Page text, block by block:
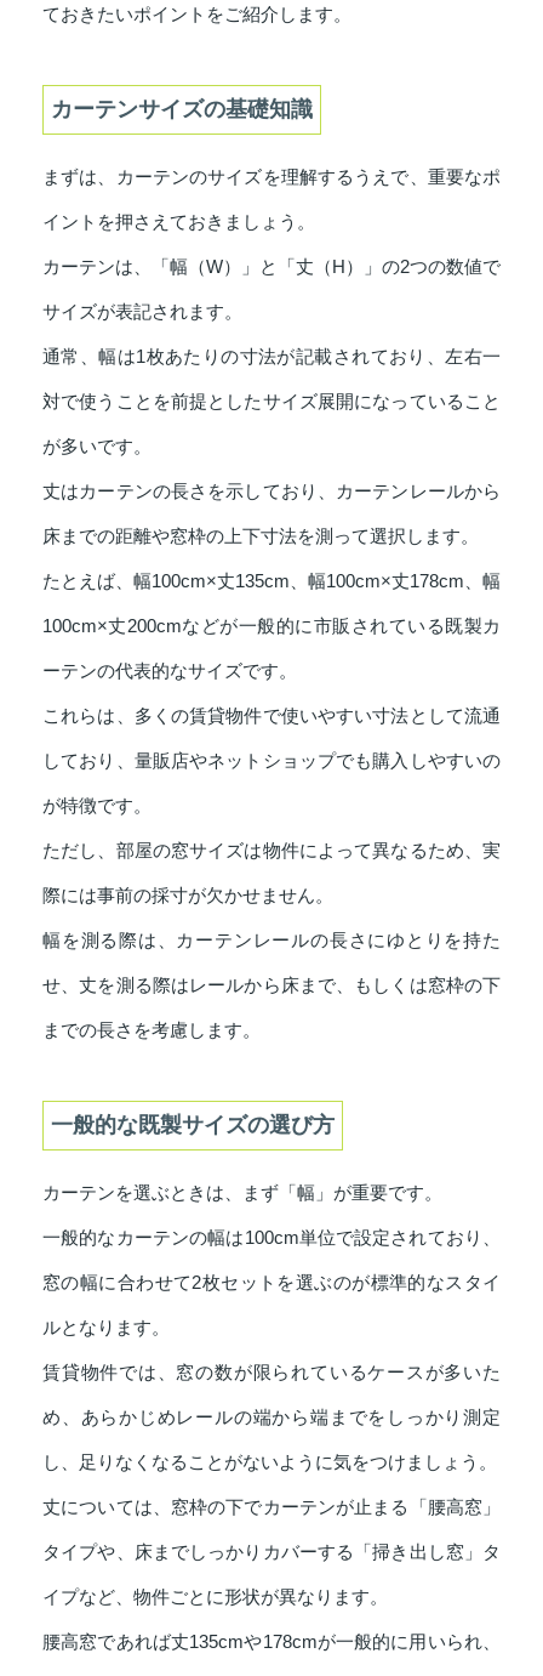
ておきたいポイントをご紹介します。
カーテンサイズの基礎知識
まずは、カーテンのサイズを理解するうえで、重要なポ
イントを押さえておきましょう。
カーテンは、「幅（W）」と「丈（H）」の2つの数値で
サイズが表記されます。
通常、幅は1枚あたりの寸法が記載されており、左右一
対で使うことを前提としたサイズ展開になっていること
が多いです。
丈はカーテンの長さを示しており、カーテンレールから
床までの距離や窓枠の上下寸法を測って選択します。
たとえば、幅100cm×丈135cm、幅100cm×丈178cm、幅
100cm×丈200cmなどが一般的に市販されている既製カ
ーテンの代表的なサイズです。
これらは、多くの賃貸物件で使いやすい寸法として流通
しており、量販店やネットショップでも購入しやすいの
が特徴です。
ただし、部屋の窓サイズは物件によって異なるため、実
際には事前の採寸が欠かせません。
幅を測る際は、カーテンレールの長さにゆとりを持た
せ、丈を測る際はレールから床まで、もしくは窓枠の下
までの長さを考慮します。
一般的な既製サイズの選び方
カーテンを選ぶときは、まず「幅」が重要です。
一般的なカーテンの幅は100cm単位で設定されており、
窓の幅に合わせて2枚セットを選ぶのが標準的なスタイ
ルとなります。
賃貸物件では、窓の数が限られているケースが多いた
め、あらかじめレールの端から端までをしっかり測定
し、足りなくなることがないように気をつけましょう。
丈については、窓枠の下でカーテンが止まる「腰高窓」
タイプや、床までしっかりカバーする「掃き出し窓」タ
イプなど、物件ごとに形状が異なります。
腰高窓であれば丈135cmや178cmが一般的に用いられ、